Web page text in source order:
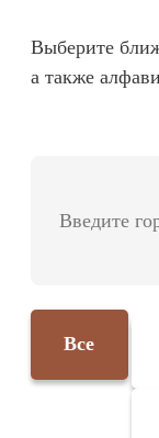
Выберите
а также
Все